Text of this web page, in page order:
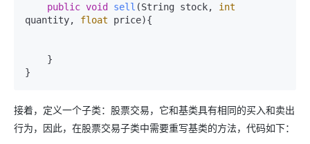
public void sell (String stock, int
quantity, float price){
接着，定义一个子类：股票交易，它和基类具有相同的买入和卖出
行为，因此，在股票交易子类中需要重写基类的方法，代码如下：